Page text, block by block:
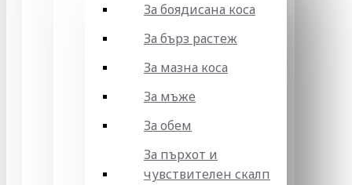
За боядисана коса
За бърз растеж
За мазна коса
За мъже
За обем
За пърхот и
чувствителен скалп